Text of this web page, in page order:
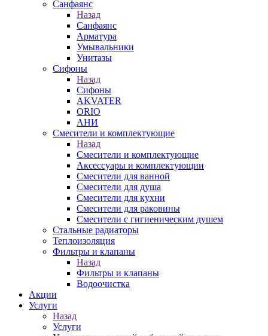
Санфаянс
Назад
Санфаянс
Арматура
Умывальники
Унитазы
Сифоны
Назад
Сифоны
AKVATER
ORIO
АНИ
Смесители и комплектующие
Назад
Смесители и комплектующие
Аксессуары и комплектующии
Смесители для ванной
Смесители для душа
Смесители для кухни
Смесители для раковины
Смесители с гигиеническим душем
Стальные радиаторы
Теплоизоляция
Фильтры и клапаны
Назад
Фильтры и клапаны
Водоочистка
Акции
Услуги
Назад
Услуги